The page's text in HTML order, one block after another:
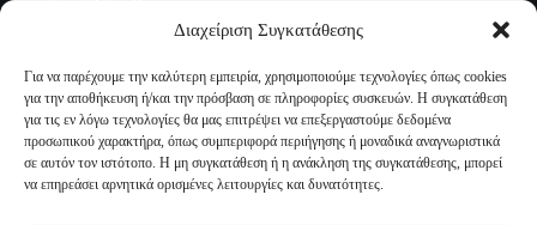
Διαχείριση Συγκατάθεσης
Για να παρέχουμε την καλύτερη εμπειρία, χρησιμοποιούμε τεχνολογίες όπως cookies
για την αποθήκευση ή/και την πρόσβαση σε πληροφορίες συσκευών. Η συγκατάθεση
για τις εν λόγω τεχνολογίες θα μας επιτρέψει να επεξεργαστούμε δεδομένα
προσωπικού χαρακτήρα, όπως συμπεριφορά περιήγησης ή μοναδικά αναγνωριστικά
σε αυτόν τον ιστότοπο. Η μη συγκατάθεση ή η ανάκληση της συγκατάθεσης, μπορεί
να επηρεάσει αρνητικά ορισμένες λειτουργίες και δυνατότητες.
Email:
sales@malenashop.gr
Πληροφορίες
Όροι Χρήσης
Πολιτική Προστασίας Προσωπικών Δεδομένων
Αποστολή Προϊόντων